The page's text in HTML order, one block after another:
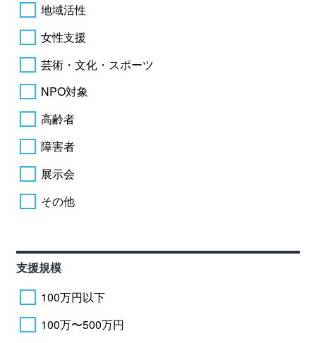
地域活性
女性支援
芸術・文化・スポーツ
NPO対象
高齢者
障害者
展示会
その他
支援規模
100万円以下
100万〜500万円